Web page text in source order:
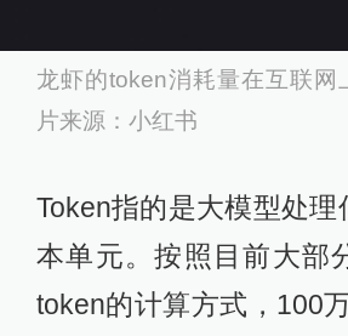
龙虾的token消耗量在互联网
片来源：小红书
Token指的是大模型处理
本单元。按照目前大部
token的计算方式，100